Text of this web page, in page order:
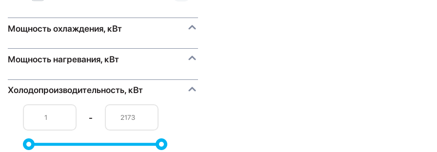
Мощность охлаждения, кВт
Мощность нагревания, кВт
Холодопроизводительность, кВт
-